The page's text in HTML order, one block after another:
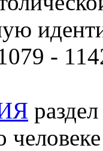
-
человеке